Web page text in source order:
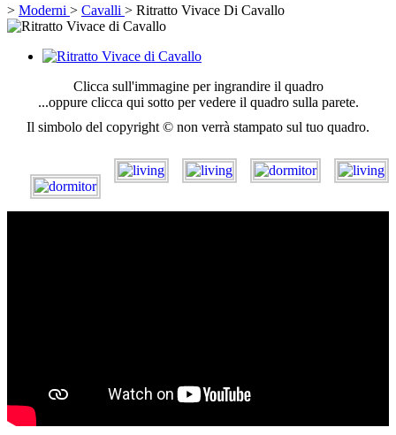
> Moderni > Cavalli > Ritratto Vivace Di Cavallo
Clicca sull'immagine per ingrandire il quadro
...oppure clicca qui sotto per vedere il quadro sulla parete.
Il simbolo del copyright © non verrà stampato sul tuo quadro.